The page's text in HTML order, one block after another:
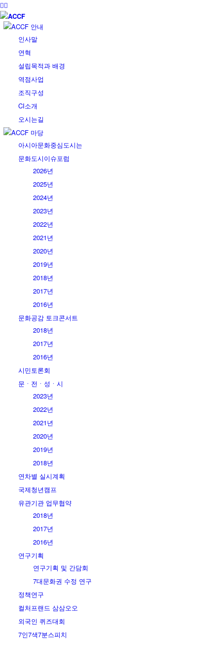
ACCF 안내
인사말
연혁
설립목적과 배경
역점사업
조직구성
CI소개
오시는길
ACCF 마당
아시아문화중심도시는
문화도시이슈포럼
2026년
2025년
2024년
2023년
2022년
2021년
2020년
2019년
2018년
2017년
2016년
문화공감 토크콘서트
2018년
2017년
2016년
시민토론회
문ㆍ전ㆍ성ㆍ시
2023년
2022년
2021년
2020년
2019년
2018년
연차별 실시계획
국제청년캠프
유관기관 업무협약
2018년
2017년
2016년
연구기획
연구기획 및 간담회
7대문화권 수정 연구
정책연구
컬처프랜드 삼삼오오
외국인 퀴즈대회
7인7색7분스피치